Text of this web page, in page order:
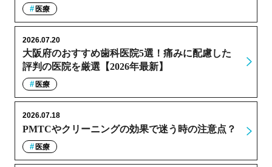
医療
大阪府のおすすめ歯科医院5選！痛みに配慮した
評判の医院を厳選【2026年最新】
2026.07.20
医療
PMTCやクリーニングの効果で迷う時の注意点？
2026.07.18
医療